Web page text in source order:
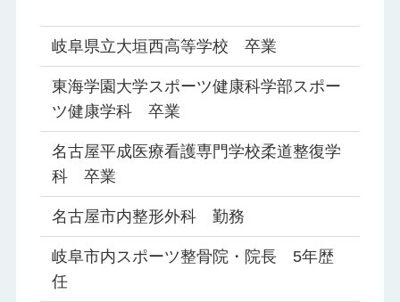
岐阜県立大垣西高等学校 卒業
東海学園大学スポーツ健康科学部スポー
ツ健康学科 卒業
名古屋平成医療看護専門学校柔道整復学
科 卒業
名古屋市内整形外科 勤務
岐阜市内スポーツ整骨院・院長 5年歴
任